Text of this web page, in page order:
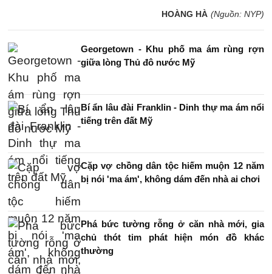
HOÀNG HÀ (Nguồn: NYP)
Georgetown - Khu phố ma ám rùng rợn
giữa lòng Thủ đô nước Mỹ
Bí ẩn lâu đài Franklin - Dinh thự ma ám nổi
tiếng trên đất Mỹ
Cặp vợ chồng dân tộc hiếm muộn 12 năm
bị nói 'ma ám', không dám đến nhà ai chơi
Phá bức tường rỗng ở căn nhà mới, gia
chủ thót tim phát hiện món đồ khác
thường